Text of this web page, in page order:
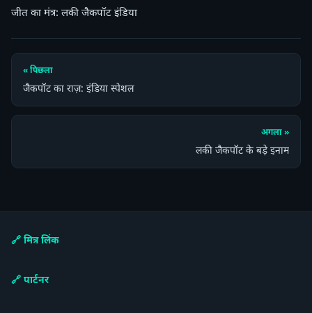
जीत का मंत्र: लकी जैकपॉट इंडिया
« पिछला
जैकपॉट का राज़: इंडिया स्पेशल
अगला »
लकी जैकपॉट के बड़े इनाम
🔗 मित्र लिंक
🔗 पार्टनर